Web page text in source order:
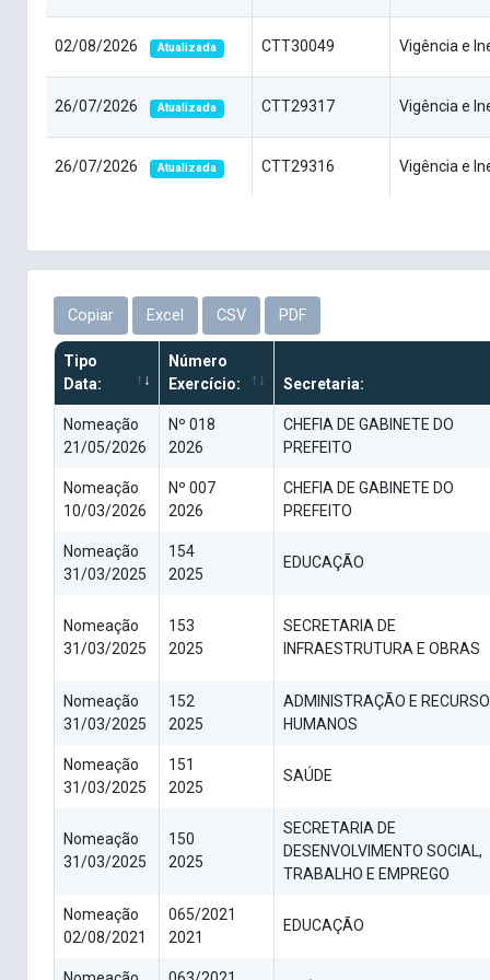
02/08/2026 Atualizada CTT30049 Vigência e
26/07/2026 Atualizada CTT29317 Vigência e
26/07/2026 Atualizada CTT29316 Vigência e
Copiar Excel CSV PDF
Tipo
Data:
Número
Exercício:
Secretaria:
Nomeação
21/05/2026
Nº 018
2026
CHEFIA DE GABINETE DO
PREFEITO
Nomeação
10/03/2026
Nº 007
2026
CHEFIA DE GABINETE DO
PREFEITO
Nomeação
31/03/2025
154
2025
EDUCAÇÃO
Nomeação
31/03/2025
153
2025
SECRETARIA DE
INFRAESTRUTURA E OBRAS
Nomeação
31/03/2025
152
2025
ADMINISTRAÇÃO E
HUMANOS
Nomeação
31/03/2025
151
2025
SAÚDE
Nomeação
31/03/2025
150
2025
SECRETARIA DE
DESENVOLVIMENTO SOCIAL,
TRABALHO E EMPREGO
Nomeação
02/08/2021
065/2021
2021
EDUCAÇÃO